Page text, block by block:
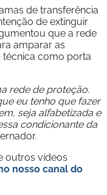
de transferência
de extinguir
que a rede
amparar as
técnica como porta
rede de proteção.
eu tenho que fazer
seja alfabetizada e
condicionante da
outros vídeos
nosso canal do